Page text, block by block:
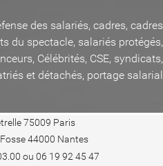
des salariés, cadres, cadres
du spectacle, salariés protégés,
Célébrités, CSE, syndicats,
et détachés, portage salarial
75009 Paris
44000 Nantes
ou 06 19 92 45 47